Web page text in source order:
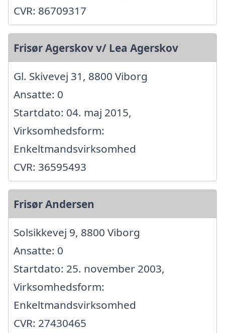
CVR: 86709317
Frisør Agerskov v/ Lea Agerskov
Gl. Skivevej 31, 8800 Viborg
Ansatte: 0
Startdato: 04. maj 2015,
Virksomhedsform:
Enkeltmandsvirksomhed
CVR: 36595493
Frisør Andersen
Solsikkevej 9, 8800 Viborg
Ansatte: 0
Startdato: 25. november 2003,
Virksomhedsform:
Enkeltmandsvirksomhed
CVR: 27430465